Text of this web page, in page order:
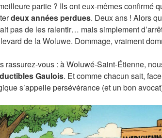
partie ? Ils ont eux-mêmes confirmé
deux années perdues. Deux ans ! Alors
pas de les ralentir… mais simplement
de la Woluwe. Dommage, vraiment
rassurez-vous : à Woluwé-Saint-Étienne,
Gaulois. Et comme chacun sait,
s’appelle persévérance (et un bon